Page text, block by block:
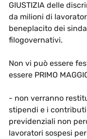
GIUSTIZIA delle
da milioni di
beneplacito dei
filogovernativi.
Non vi può essere
essere PRIMO
- non verranno
stipendi e i contributi
previdenziali non
lavoratori sospesi